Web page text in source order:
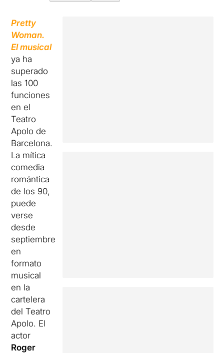
Pretty
Woman.
El musical
ya ha
superado
las 100
funciones
en el
Teatro
Apolo de
Barcelona.
La mítica
comedia
romántica
de los 90,
puede
verse
desde
septiembre
en
formato
musical
en la
cartelera
del Teatro
Apolo. El
actor
Roger